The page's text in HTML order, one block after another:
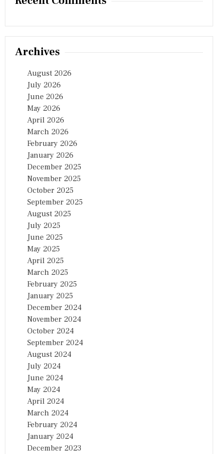
Archives
August 2026
July 2026
June 2026
May 2026
April 2026
March 2026
February 2026
January 2026
December 2025
November 2025
October 2025
September 2025
August 2025
July 2025
June 2025
May 2025
April 2025
March 2025
February 2025
January 2025
December 2024
November 2024
October 2024
September 2024
August 2024
July 2024
June 2024
May 2024
April 2024
March 2024
February 2024
January 2024
December 2023